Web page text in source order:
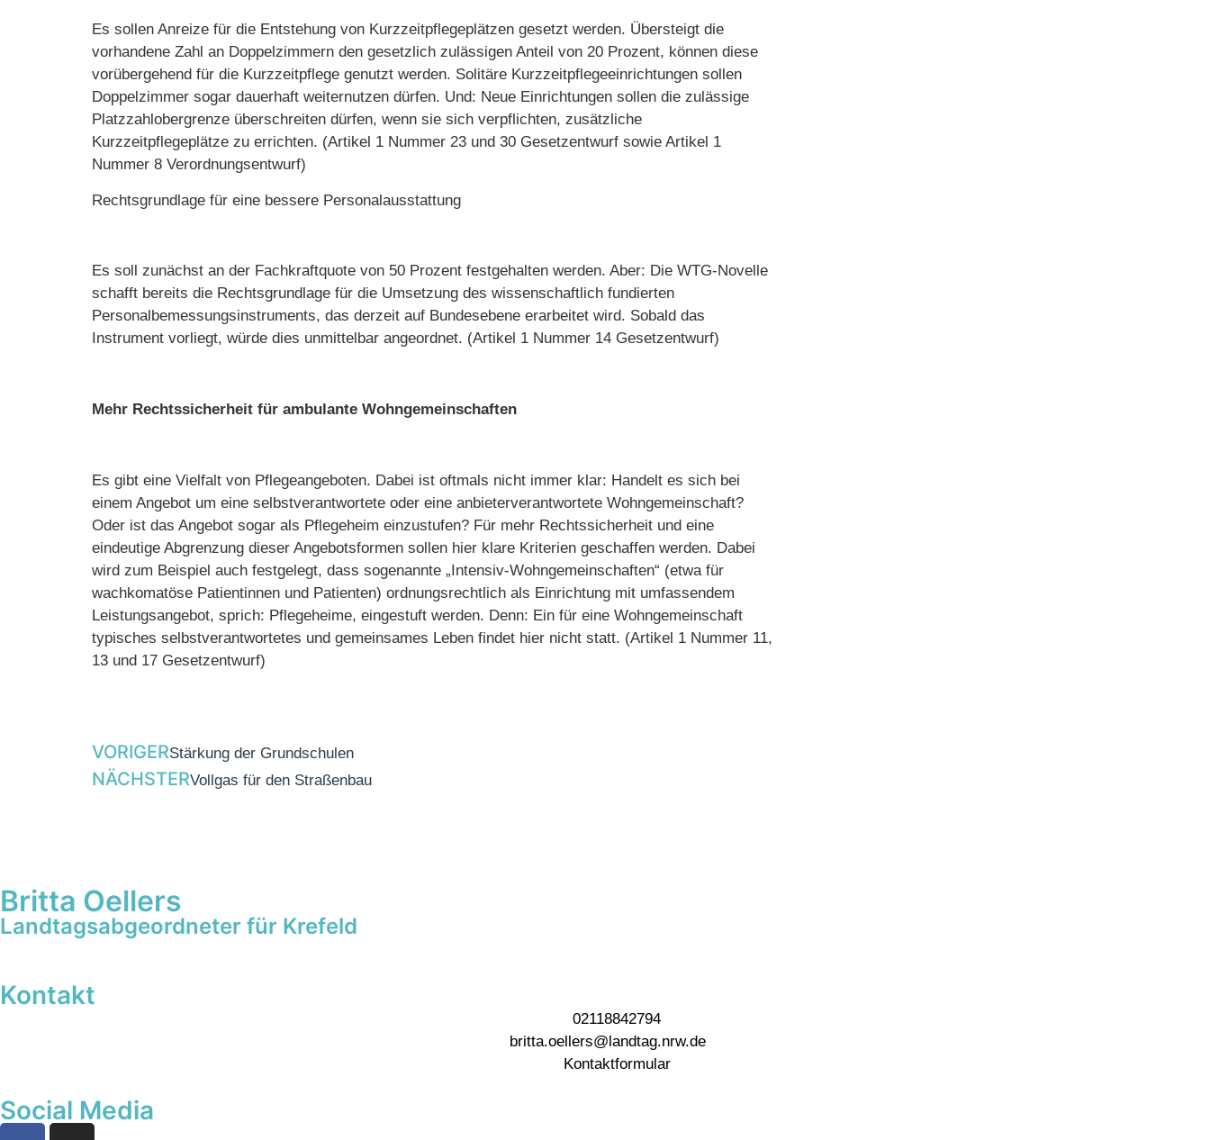
Es sollen Anreize für die Entstehung von Kurzzeitpflegeplätzen gesetzt werden. Übersteigt die
vorhandene Zahl an Doppelzimmern den gesetzlich zulässigen Anteil von 20 Prozent, können diese
vorübergehend für die Kurzzeitpflege genutzt werden. Solitäre Kurzzeitpflegeeinrichtungen sollen
Doppelzimmer sogar dauerhaft weiternutzen dürfen. Und: Neue Einrichtungen sollen die zulässige
Platzzahlobergrenze überschreiten dürfen, wenn sie sich verpflichten, zusätzliche
Kurzzeitpflegeplätze zu errichten. (Artikel 1 Nummer 23 und 30 Gesetzentwurf sowie Artikel 1
Nummer 8 Verordnungsentwurf)
Rechtsgrundlage für eine bessere Personalausstattung
Es soll zunächst an der Fachkraftquote von 50 Prozent festgehalten werden. Aber: Die WTG-Novelle
schafft bereits die Rechtsgrundlage für die Umsetzung des wissenschaftlich fundierten
Personalbemessungsinstruments, das derzeit auf Bundesebene erarbeitet wird. Sobald das
Instrument vorliegt, würde dies unmittelbar angeordnet. (Artikel 1 Nummer 14 Gesetzentwurf)
Mehr Rechtssicherheit für ambulante Wohngemeinschaften
Es gibt eine Vielfalt von Pflegeangeboten. Dabei ist oftmals nicht immer klar: Handelt es sich bei
einem Angebot um eine selbstverantwortete oder eine anbieterverantwortete Wohngemeinschaft?
Oder ist das Angebot sogar als Pflegeheim einzustufen? Für mehr Rechtssicherheit und eine
eindeutige Abgrenzung dieser Angebotsformen sollen hier klare Kriterien geschaffen werden. Dabei
wird zum Beispiel auch festgelegt, dass sogenannte „Intensiv-Wohngemeinschaften“ (etwa für
wachkomatöse Patientinnen und Patienten) ordnungsrechtlich als Einrichtung mit umfassendem
Leistungsangebot, sprich: Pflegeheime, eingestuft werden. Denn: Ein für eine Wohngemeinschaft
typisches selbstverantwortetes und gemeinsames Leben findet hier nicht statt. (Artikel 1 Nummer 11,
13 und 17 Gesetzentwurf)
VORIGERStärkung der Grundschulen
NÄCHSTERVollgas für den Straßenbau
Britta Oellers
Landtagsabgeordneter für Krefeld
Kontakt
02118842794
britta.oellers@landtag.nrw.de
Kontaktformular
Social Media